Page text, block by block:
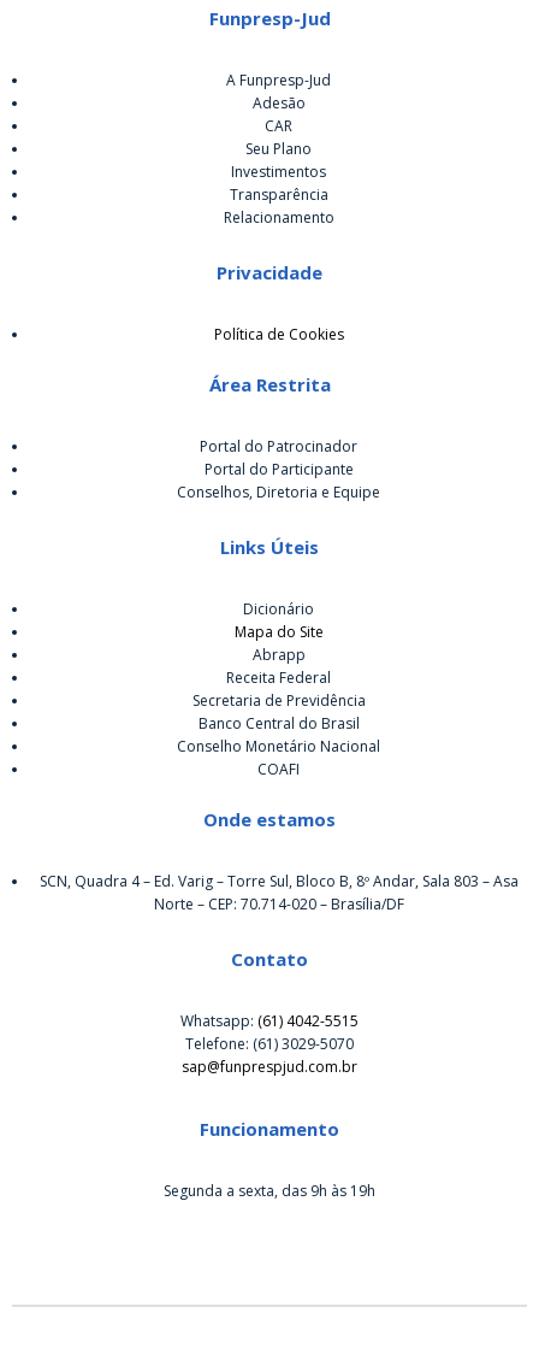
Funpresp-Jud
A Funpresp-Jud
Adesão
CAR
Seu Plano
Investimentos
Transparência
Relacionamento
Privacidade
Política de Cookies
Área Restrita
Portal do Patrocinador
Portal do Participante
Conselhos, Diretoria e Equipe
Links Úteis
Dicionário
Mapa do Site
Abrapp
Receita Federal
Secretaria de Previdência
Banco Central do Brasil
Conselho Monetário Nacional
COAFI
Onde estamos
SCN, Quadra 4 – Ed. Varig – Torre Sul, Bloco B, 8º Andar, Sala 803 – Asa
Norte – CEP: 70.714-020 – Brasília/DF
Contato
Whatsapp: (61) 4042-5515
Telefone: (61) 3029-5070
sap@funprespjud.com.br
Funcionamento
Segunda a sexta, das 9h às 19h